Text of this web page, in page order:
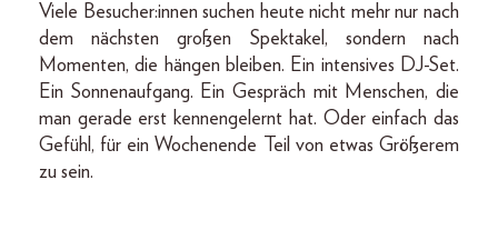
Viele Besucher:innen suchen heute nicht mehr nur nach
dem nächsten großen Spektakel, sondern nach
Momenten, die hängen bleiben. Ein intensives DJ-Set.
Ein Sonnenaufgang. Ein Gespräch mit Menschen, die
man gerade erst kennengelernt hat. Oder einfach das
Gefühl, für ein Wochenende Teil von etwas Größerem
zu sein.